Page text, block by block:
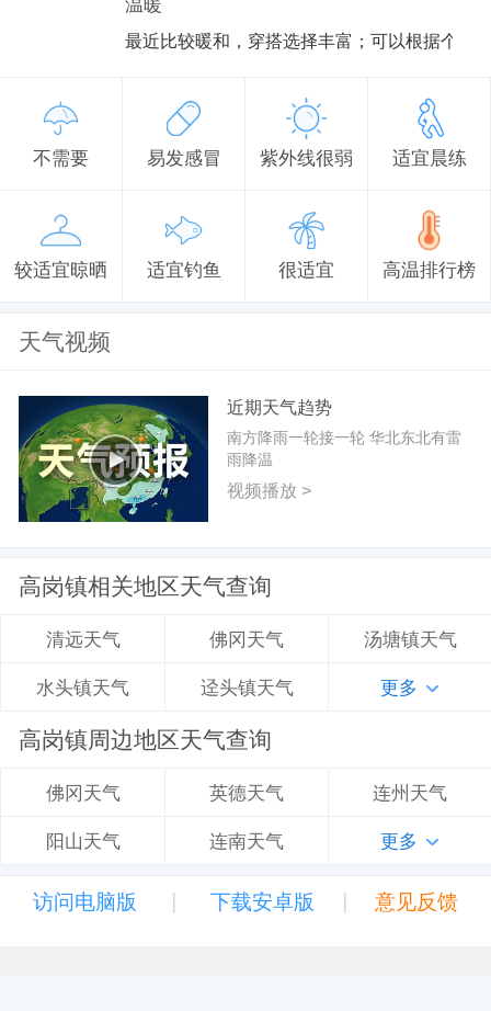
温暖
最近比较暖和，穿搭选择丰富；可以根据个人
不需要 易发感冒 紫外线很弱 适宜晨练
较适宜晾晒 适宜钓鱼 很适宜 高温排行榜
天气视频
近期天气趋势
南方降雨一轮接一轮 华北东北有雷
雨降温
视频播放 >
高岗镇相关地区天气查询
清远天气 佛冈天气 汤塘镇天气
水头镇天气 迳头镇天气 更多
高岗镇周边地区天气查询
佛冈天气 英德天气 连州天气
阳山天气 连南天气 更多
访问电脑版 | 下载安卓版 | 意见反馈